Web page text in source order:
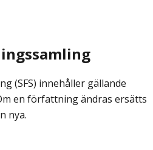
(SFS) innehåller gällande
en författning ändras ersätts
nya.